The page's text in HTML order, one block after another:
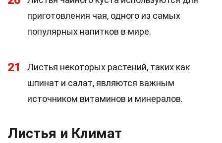
приготовления чая, одного из самых
популярных напитков в мире.
21
Листья некоторых растений, таких как
шпинат и салат, являются важным
источником витаминов и минералов.
Листья и Климат